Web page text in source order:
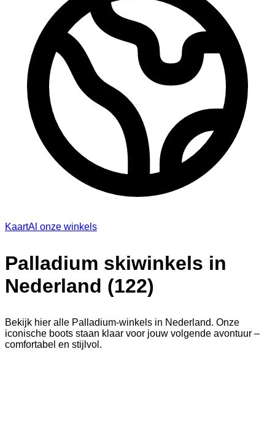
KaartAl onze winkels
Palladium skiwinkels in
Nederland (122)
Bekijk hier alle Palladium-winkels in Nederland. Onze
iconische boots staan klaar voor jouw volgende avontuur –
comfortabel en stijlvol.